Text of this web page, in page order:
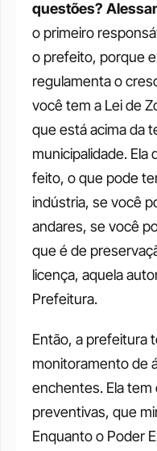
questões?
o primeiro
o prefeito, porque
regulamenta o
você tem a Lei de
que está acima da
municipalidade. Ela
feito, o que pode
indústria, se você
andares, se você
que é de
licença, aquela
Prefeitura.
Então, a prefeitura
monitoramento de
enchentes. Ela
preventivas, que
Enquanto o Poder